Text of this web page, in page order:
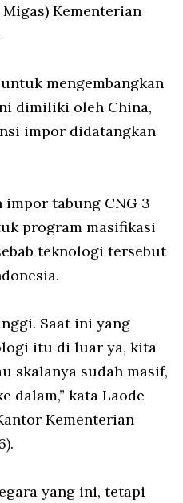
Kementerian
mengembangkan
dimiliki oleh China,
impor didatangkan
impor tabung CNG 3
program masifikasi
teknologi tersebut
Saat ini yang
itu di luar ya, kita
skalanya sudah masif,
dalam,” kata Laode
Kementerian
yang ini, tetapi